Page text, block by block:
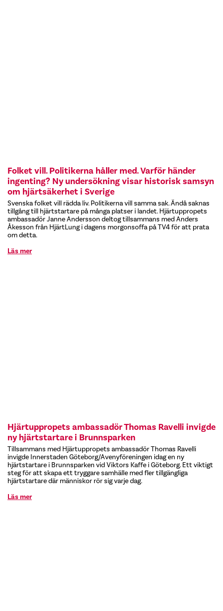
Folket vill. Politikerna håller med. Varför händer
ingenting? Ny undersökning visar historisk samsyn
om hjärtsäkerhet i Sverige
Svenska folket vill rädda liv. Politikerna vill samma sak. Ändå saknas
tillgång till hjärtstartare på många platser i landet. Hjärtuppropets
ambassadör Janne Andersson deltog tillsammans med Anders
Åkesson från HjärtLung i dagens morgonsoffa på TV4 för att prata
om detta.
Läs mer
Hjärtuppropets ambassadör Thomas Ravelli invigde
ny hjärtstartare i Brunnsparken
Tillsammans med Hjärtuppropets ambassadör Thomas Ravelli
invigde Innerstaden Göteborg/Avenyföreningen idag en ny
hjärtstartare i Brunnsparken vid Viktors Kaffe i Göteborg. Ett viktigt
steg för att skapa ett tryggare samhälle med fler tillgängliga
hjärtstartare där människor rör sig varje dag.
Läs mer